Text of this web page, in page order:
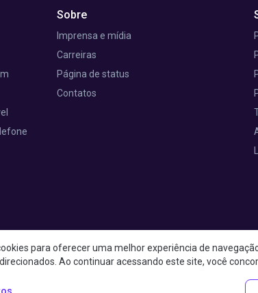
Sobre
Imprensa e mídia
Carreiras
Página de status
Contatos
reservados. 150 West 25th Street, RM 403 Nova York, NY
para oferecer uma melhor experiência de
Ao continuar acessando este site, você